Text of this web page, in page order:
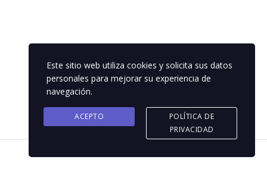
Este sitio web utiliza cookies y solicita sus datos
personales para mejorar su experiencia de
navegación.
ACEPTO
POLÍTICA DE
PRIVACIDAD